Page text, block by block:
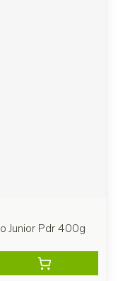
Junior Pdr 400g